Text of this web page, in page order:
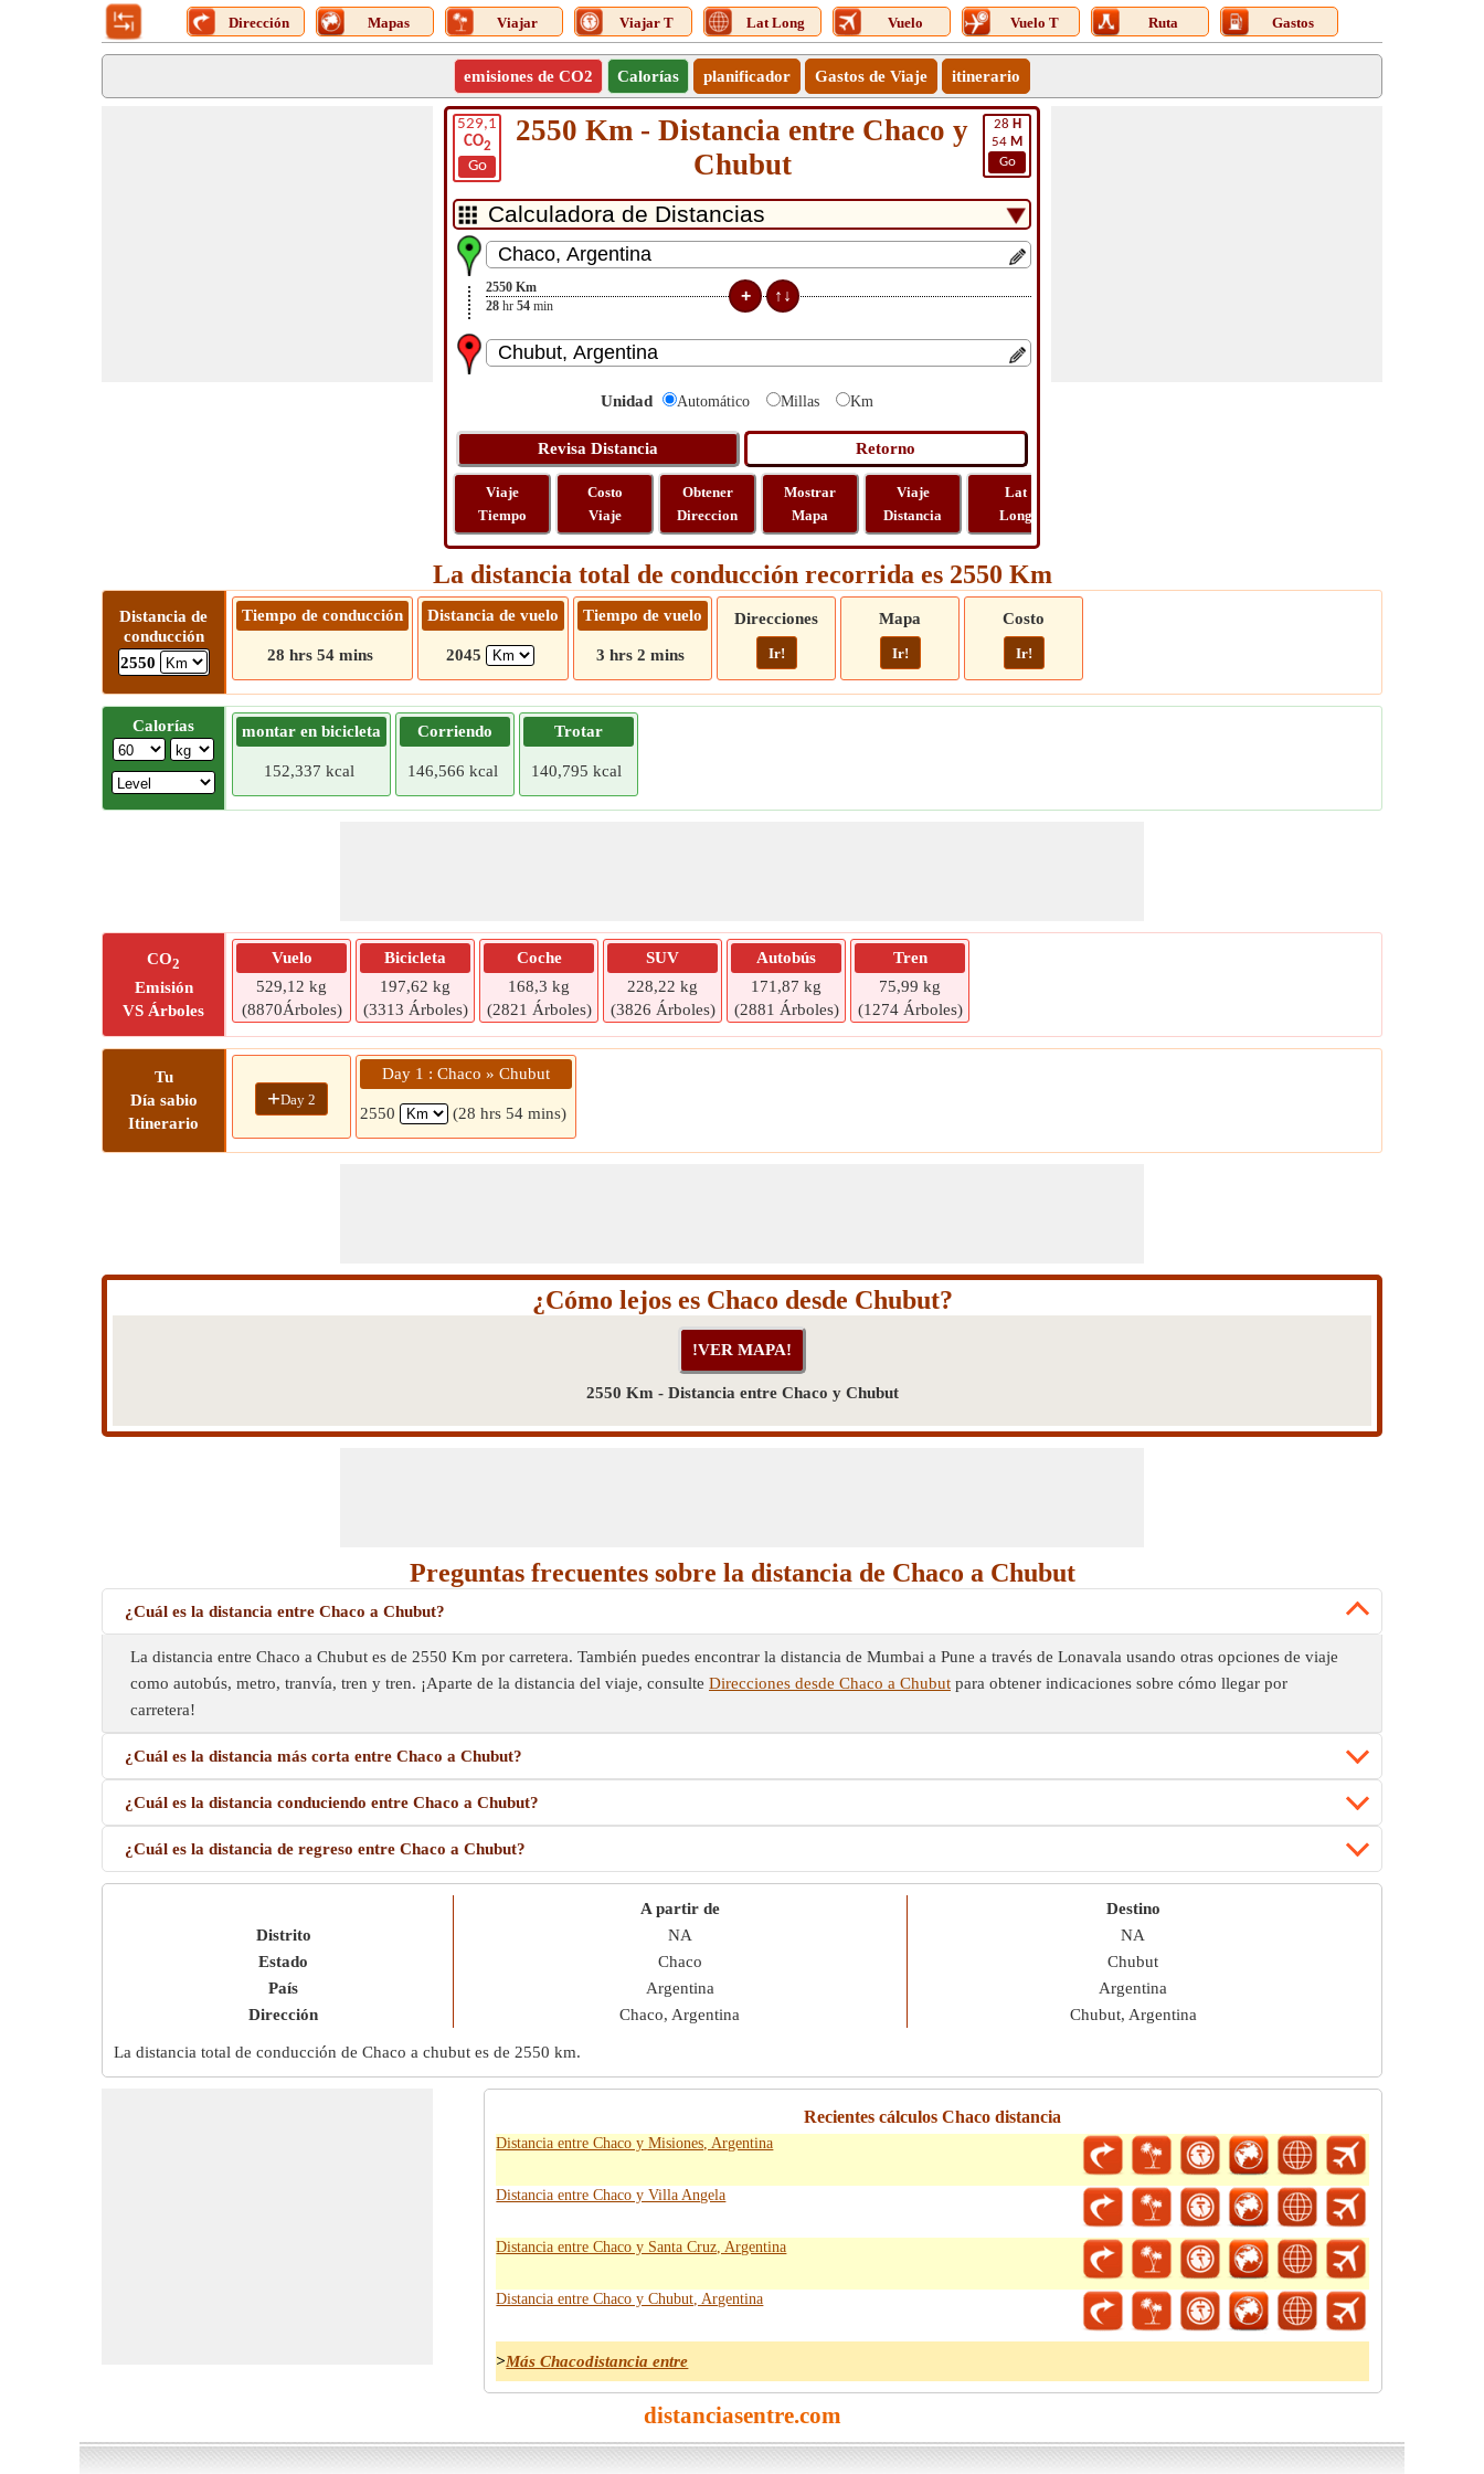
Dirección Mapas Viajar Viajar T Lat Long Vuelo Vuelo T Ruta Gastos
emisiones de CO2 Calorías planificador Gastos de Viaje itinerario
529,1
CO2
Go
28 H
54 M
Go
2550 Km - Distancia entre Chaco y
Chubut
2550 Km
28 hr 54 min
Unidad Automático Millas Km
Viaje
Tiempo
Costo
Viaje
Obtener
Direccion
Mostrar
Mapa
Viaje
Distancia
Lat
Long
La distancia total de conducción recorrida es 2550 Km
Distancia de
conducción
2550
Tiempo de conducción
28 hrs 54 mins
Distancia de vuelo
2045
Tiempo de vuelo
3 hrs 2 mins
Direcciones
Ir!
Mapa
Ir!
Costo
Ir!
Calorías montar en bicicleta
152,337 kcal
Corriendo
146,566 kcal
Trotar
140,795 kcal
CO2
Emisión
VS Árboles
Vuelo
529,12 kg
(8870Árboles)
Bicicleta
197,62 kg
(3313 Árboles)
Coche
168,3 kg
(2821 Árboles)
SUV
228,22 kg
(3826 Árboles)
Autobús
171,87 kg
(2881 Árboles)
Tren
75,99 kg
(1274 Árboles)
Tu
Día sabio
Itinerario
+Day 2
Day 1 : Chaco » Chubut
2550 (28 hrs 54 mins)
¿Cómo lejos es Chaco desde Chubut?
2550 Km - Distancia entre Chaco y Chubut
Preguntas frecuentes sobre la distancia de Chaco a Chubut
¿Cuál es la distancia entre Chaco a Chubut?
La distancia entre Chaco a Chubut es de 2550 Km por carretera. También puedes encontrar la distancia de Mumbai a Pune a través de Lonavala usando otras opciones de viaje
como autobús, metro, tranvía, tren y tren. ¡Aparte de la distancia del viaje, consulte Direcciones desde Chaco a Chubut para obtener indicaciones sobre cómo llegar por
carretera!
¿Cuál es la distancia más corta entre Chaco a Chubut?
¿Cuál es la distancia conduciendo entre Chaco a Chubut?
¿Cuál es la distancia de regreso entre Chaco a Chubut?
Distrito
Estado
País
Dirección
A partir de
NA
Chaco
Argentina
Chaco, Argentina
Destino
NA
Chubut
Argentina
Chubut, Argentina
La distancia total de conducción de Chaco a chubut es de 2550 km.
Recientes cálculos Chaco distancia
Distancia entre Chaco y Misiones, Argentina
Distancia entre Chaco y Villa Angela
Distancia entre Chaco y Santa Cruz, Argentina
Distancia entre Chaco y Chubut, Argentina
>Más Chacodistancia entre
distanciasentre.com